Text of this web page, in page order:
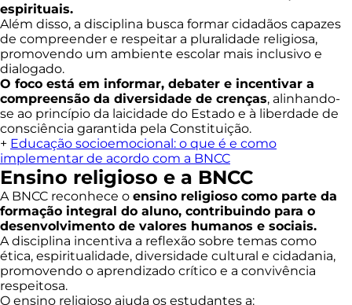
espirituais.
Além disso, a disciplina busca formar cidadãos capazes
de compreender e respeitar a pluralidade religiosa,
promovendo um ambiente escolar mais inclusivo e
dialogado.
O foco está em informar, debater e incentivar a
compreensão da diversidade de crenças, alinhando-
se ao princípio da laicidade do Estado e à liberdade de
consciência garantida pela Constituição.
+ Educação socioemocional: o que é e como
implementar de acordo com a BNCC
Ensino religioso e a BNCC
A BNCC reconhece o ensino religioso como parte da
formação integral do aluno, contribuindo para o
desenvolvimento de valores humanos e sociais.
A disciplina incentiva a reflexão sobre temas como
ética, espiritualidade, diversidade cultural e cidadania,
promovendo o aprendizado crítico e a convivência
respeitosa.
O ensino religioso ajuda os estudantes a: